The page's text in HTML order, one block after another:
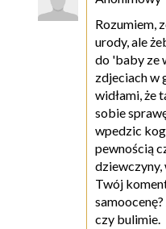
Rozumiem,
urody, ale
do 'baby ze
zdjeciach w
widłami, że
sobie
wpedzic
pewnością
dziewczyny,
Twój
czy bulimie.